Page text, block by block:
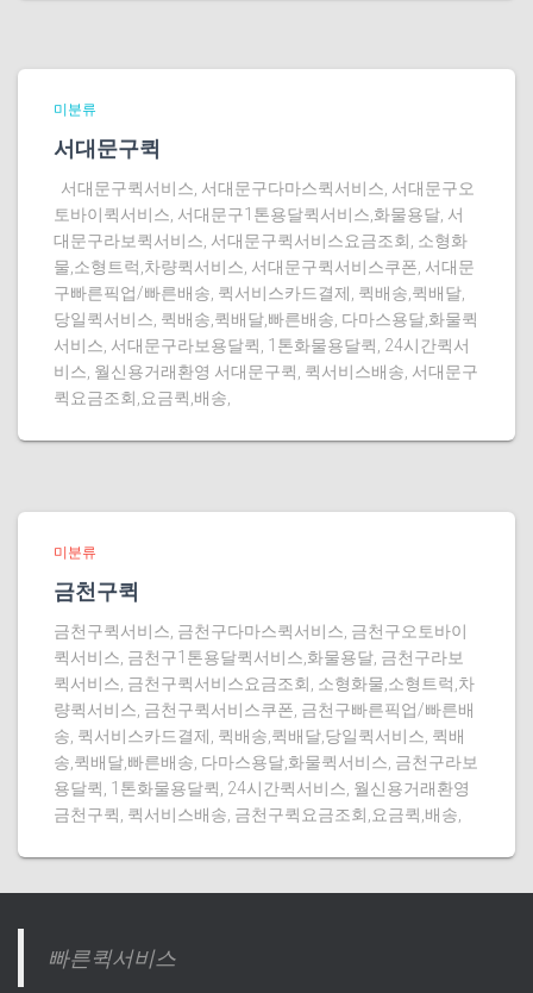
미분류
서대문구퀵
서대문구퀵서비스, 서대문구다마스퀵서비스, 서대문구오
토바이퀵서비스, 서대문구1톤용달퀵서비스,화물용달, 서
대문구라보퀵서비스, 서대문구퀵서비스요금조회, 소형화
물,소형트럭,차량퀵서비스, 서대문구퀵서비스쿠폰, 서대문
구빠른픽업/빠른배송, 퀵서비스카드결제, 퀵배송,퀵배달,
당일퀵서비스, 퀵배송,퀵배달,빠른배송, 다마스용달,화물퀵
서비스, 서대문구라보용달퀵, 1톤화물용달퀵, 24시간퀵서
비스, 월신용거래환영 서대문구퀵, 퀵서비스배송, 서대문구
퀵요금조회,요금퀵,배송,
미분류
금천구퀵
금천구퀵서비스, 금천구다마스퀵서비스, 금천구오토바이
퀵서비스, 금천구1톤용달퀵서비스,화물용달, 금천구라보
퀵서비스, 금천구퀵서비스요금조회, 소형화물,소형트럭,차
량퀵서비스, 금천구퀵서비스쿠폰, 금천구빠른픽업/빠른배
송, 퀵서비스카드결제, 퀵배송,퀵배달,당일퀵서비스, 퀵배
송,퀵배달,빠른배송, 다마스용달,화물퀵서비스, 금천구라보
용달퀵, 1톤화물용달퀵, 24시간퀵서비스, 월신용거래환영
금천구퀵, 퀵서비스배송, 금천구퀵요금조회,요금퀵,배송,
빠른퀵서비스